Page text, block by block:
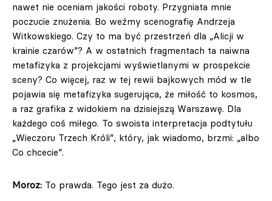
nawet nie oceniam jakości roboty. Przygniata mnie
poczucie znużenia. Bo weźmy scenografię Andrzeja
Witkowskiego. Czy to ma być przestrzeń dla „Alicji w
krainie czarów”? A w ostatnich fragmentach ta naiwna
metafizyka z projekcjami wyświetlanymi w prospekcie
sceny? Co więcej, raz w tej rewii bajkowych mód w tle
pojawia się metafizyka sugerująca, że miłość to kosmos,
a raz grafika z widokiem na dzisiejszą Warszawę. Dla
każdego coś miłego. To swoista interpretacja podtytułu
„Wieczoru Trzech Króli”, który, jak wiadomo, brzmi: „albo
Co chcecie”.
Moroz: To prawda. Tego jest za dużo.